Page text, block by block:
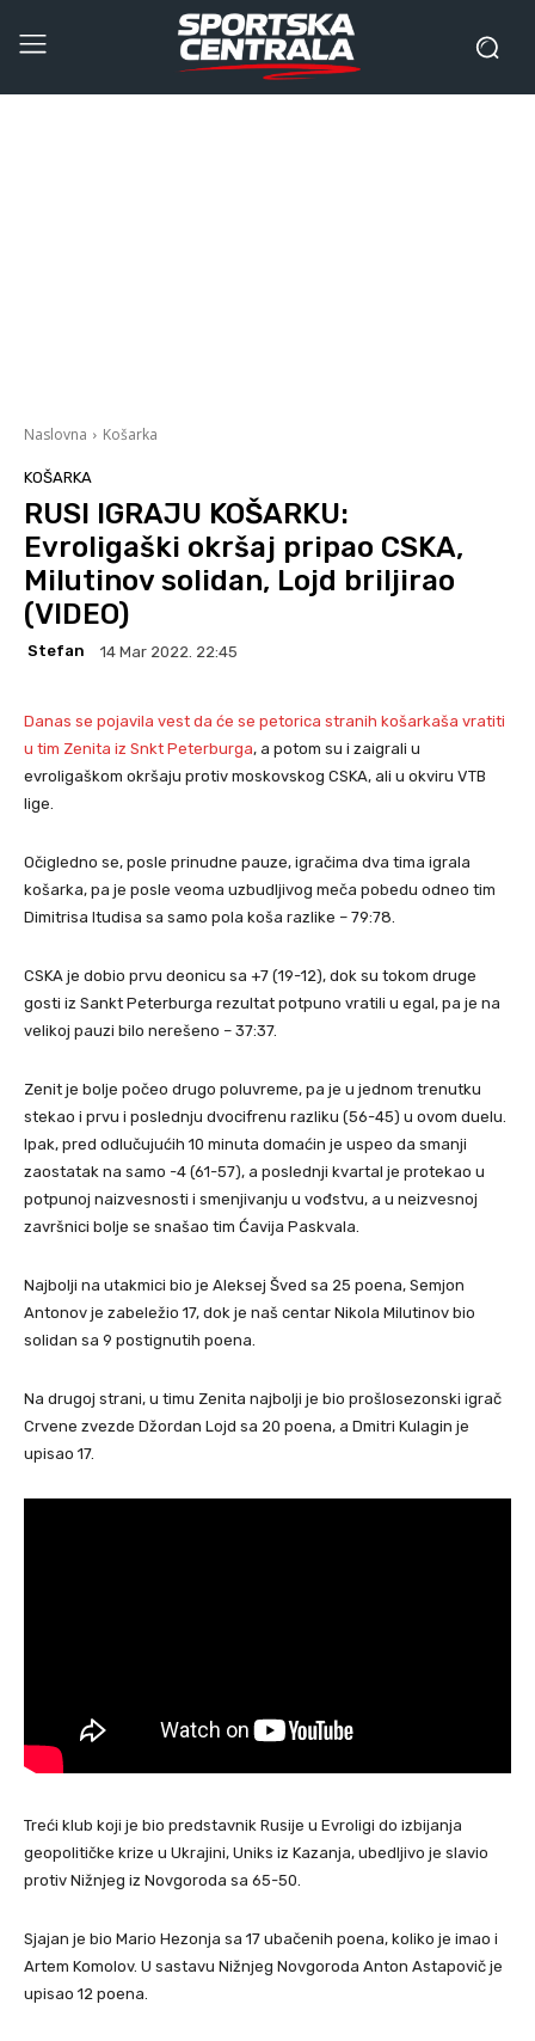
Naslovna Košarka
KOŠARKA
RUSI IGRAJU KOŠARKU:
Evroligaški okršaj pripao CSKA,
Milutinov solidan, Lojd briljirao
(VIDEO)
Stefan 14 Mar 2022. 22:45
Danas se pojavila vest da će se petorica stranih košarkaša vratiti
u tim Zenita iz Snkt Peterburga, a potom su i zaigrali u
evroligaškom okršaju protiv moskovskog CSKA, ali u okviru VTB
lige.
Očigledno se, posle prinudne pauze, igračima dva tima igrala
košarka, pa je posle veoma uzbudljivog meča pobedu odneo tim
Dimitrisa Itudisa sa samo pola koša razlike – 79:78.
CSKA je dobio prvu deonicu sa +7 (19-12), dok su tokom druge
gosti iz Sankt Peterburga rezultat potpuno vratili u egal, pa je na
velikoj pauzi bilo nerešeno – 37:37.
Zenit je bolje počeo drugo poluvreme, pa je u jednom trenutku
stekao i prvu i poslednju dvocifrenu razliku (56-45) u ovom duelu.
Ipak, pred odlučujućih 10 minuta domaćin je uspeo da smanji
zaostatak na samo -4 (61-57), a poslednji kvartal je protekao u
potpunoj naizvesnosti i smenjivanju u vođstvu, a u neizvesnoj
završnici bolje se snašao tim Ćavija Paskvala.
Najbolji na utakmici bio je Aleksej Šved sa 25 poena, Semjon
Antonov je zabeležio 17, dok je naš centar Nikola Milutinov bio
solidan sa 9 postignutih poena.
Na drugoj strani, u timu Zenita najbolji je bio prošlosezonski igrač
Crvene zvezde Džordan Lojd sa 20 poena, a Dmitri Kulagin je
upisao 17.
Treći klub koji je bio predstavnik Rusije u Evroligi do izbijanja
geopolitičke krize u Ukrajini, Uniks iz Kazanja, ubedljivo je slavio
protiv Nižnjeg iz Novgoroda sa 65-50.
Sjajan je bio Mario Hezonja sa 17 ubačenih poena, koliko je imao i
Artem Komolov. U sastavu Nižnjeg Novgoroda Anton Astapovič je
upisao 12 poena.